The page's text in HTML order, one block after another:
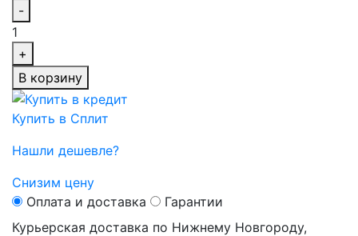
-
1
+
В корзину
Купить в Сплит
Нашли дешевле?
Снизим цену
Оплата и доставка
Гарантии
Курьерская доставка по Нижнему Новгороду,